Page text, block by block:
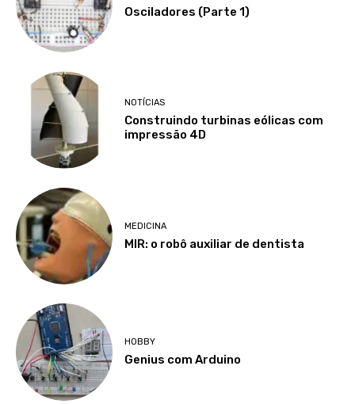
Osciladores (Parte 1)
NOTÍCIAS
Construindo turbinas eólicas com
impressão 4D
MEDICINA
MIR: o robô auxiliar de dentista
HOBBY
Genius com Arduino